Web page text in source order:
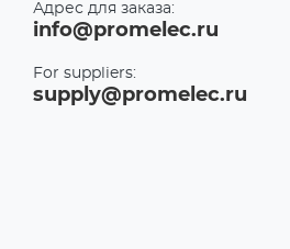
Адрес для заказа:
info@promelec.ru
For suppliers:
supply@promelec.ru